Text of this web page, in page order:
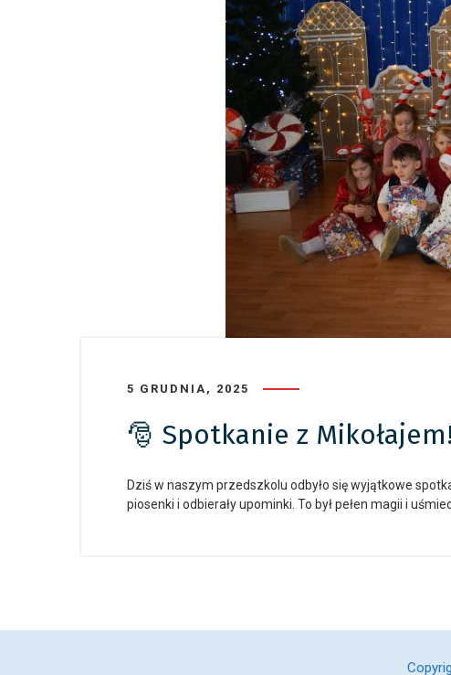
5 GRUDNIA, 2025
🎅 Spotkanie z Mikołajem!
Dziś w naszym przedszkolu odbyło się wyjątkowe
piosenki i odbierały upominki. To był pełen magii i